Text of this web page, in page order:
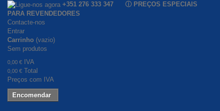
+351 276 333 347 ⓘ PREÇOS ESPECIAIS
PARA REVENDEDORES
Contacte-nos
Entrar
Carrinho (vazio)
Sem produtos
0,00 € IVA
0,00 € Total
Preços com IVA
Encomendar